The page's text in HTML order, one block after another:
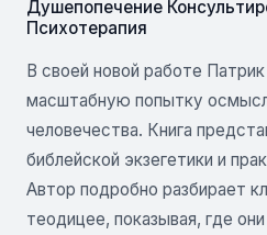
Душепопечение
Психотерапия
В своей новой работе
масштабную попытку
человечества. Книга
библейской экзегетики и
Автор подробно разбирает
теодицее, показывая, где